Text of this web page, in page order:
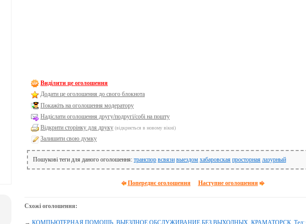
Виділити це оголошення
Додати це оголошення до свого блокнота
Покажіть на оголошення модератору
Надіслати оголошення другу/подругі/собі на пошту
Відкрити сторінку для друку (відкриється в новому вікні)
Залишити свою думку
Пошукові теги для даного оголошення: транспор всвязи выездом хабаровская просторная лазурный
Попереднє оголошення Наступне оголошення
Схожі оголошення:
→ КОМПЬЮТЕРНАЯ ПОМОЩЬ. ВЫЕЗДНОЕ ОБСЛУЖИВАНИЕ БЕЗ ВЫХОДНЫХ. КРАМАТОРСК. Тел: